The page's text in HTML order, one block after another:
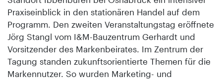
Praxiseinblick in den stationären Handel auf dem
Programm. Den zweiten Veranstaltungstag eröffnete
Jörg Stangl vom I&M-Bauzentrum Gerhardt und
Vorsitzender des Markenbeirates. Im Zentrum der
Tagung standen zukunftsorientierte Themen für die
Markennutzer. So wurden Marketing- und